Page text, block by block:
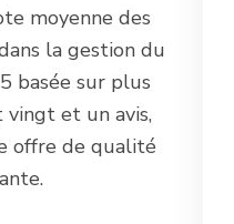
moyenne des
la gestion du
basée sur plus
vingt et un avis,
offre de qualité